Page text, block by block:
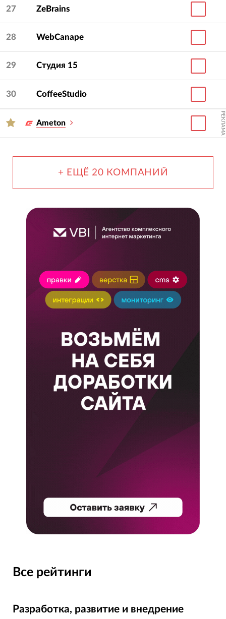
27 ZeBrains
28 WebCanape
29 Студия 15
30 CoffeeStudio
Ameton РЕКЛАМА
+ ЕЩЁ 20 КОМПАНИЙ
Все рейтинги
Разработка, развитие и внедрение